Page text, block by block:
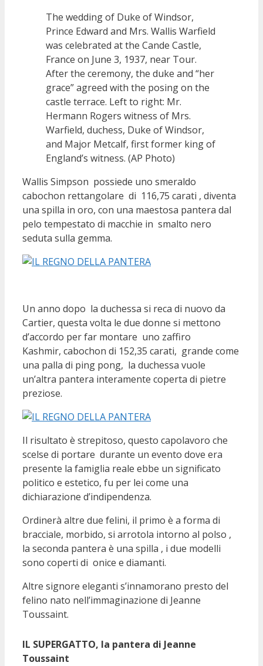
The wedding of Duke of Windsor,
Prince Edward and Mrs. Wallis Warfield
was celebrated at the Cande Castle,
France on June 3, 1937, near Tour.
After the ceremony, the duke and “her
grace” agreed with the posing on the
castle terrace. Left to right: Mr.
Hermann Rogers witness of Mrs.
Warfield, duchess, Duke of Windsor,
and Major Metcalf, first former king of
England’s witness. (AP Photo)
Wallis Simpson possiede uno smeraldo
cabochon rettangolare di 116,75 carati , diventa
una spilla in oro, con una maestosa pantera dal
pelo tempestato di macchie in smalto nero
seduta sulla gemma.
Un anno dopo la duchessa si reca di nuovo da
Cartier, questa volta le due donne si mettono
d’accordo per far montare uno zaffiro
Kashmir, cabochon di 152,35 carati, grande come
una palla di ping pong, la duchessa vuole
un’altra pantera interamente coperta di pietre
preziose.
Il risultato è strepitoso, questo capolavoro che
scelse di portare durante un evento dove era
presente la famiglia reale ebbe un significato
politico e estetico, fu per lei come una
dichiarazione d’indipendenza.
Ordinerà altre due felini, il primo è a forma di
bracciale, morbido, si arrotola intorno al polso ,
la seconda pantera è una spilla , i due modelli
sono coperti di onice e diamanti.
Altre signore eleganti s’innamorano presto del
felino nato nell’immaginazione di Jeanne
Toussaint.
IL SUPERGATTO, la pantera di Jeanne
Toussaint